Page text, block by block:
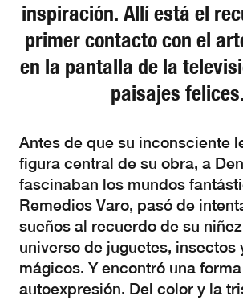
inspiración. Allí está el
primer contacto con el
en la pantalla de la
paisajes felices.
Antes de que su inconsciente
figura central de su obra, a
fascinaban los mundos
Remedios Varo, pasó de
sueños al recuerdo de su
universo de juguetes, insectos
mágicos. Y encontró una
autoexpresión. Del color y la